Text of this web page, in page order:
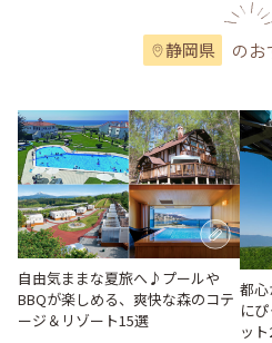
静岡県 の
自由気ままな夏旅へ♪プールや
BBQが楽しめる、爽快な森のコテ
ージ＆リゾート15選
都
に
ッ